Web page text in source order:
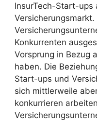
InsurTech-Start-ups
Konkurrenten
Vorsprung in Bezug
haben. Die
Start-ups und
sich mittlerweile
konkurrieren arbeiten